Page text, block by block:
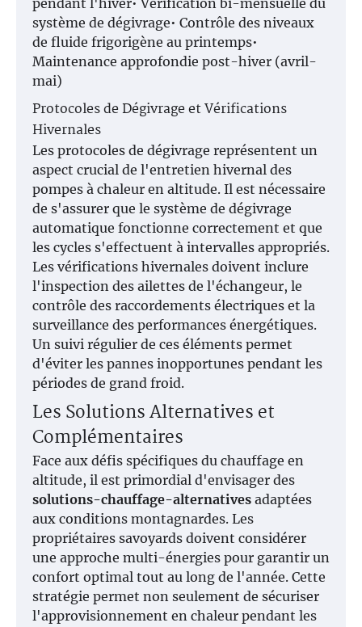
pendant l'hiver• Vérification bi-mensuelle du
système de dégivrage• Contrôle des niveaux
de fluide frigorigène au printemps•
Maintenance approfondie post-hiver (avril-
mai)
Protocoles de Dégivrage et Vérifications
Hivernales
Les protocoles de dégivrage représentent un
aspect crucial de l'entretien hivernal des
pompes à chaleur en altitude. Il est nécessaire
de s'assurer que le système de dégivrage
automatique fonctionne correctement et que
les cycles s'effectuent à intervalles appropriés.
Les vérifications hivernales doivent inclure
l'inspection des ailettes de l'échangeur, le
contrôle des raccordements électriques et la
surveillance des performances énergétiques.
Un suivi régulier de ces éléments permet
d'éviter les pannes inopportunes pendant les
périodes de grand froid.
Les Solutions Alternatives et
Complémentaires
Face aux défis spécifiques du chauffage en
altitude, il est primordial d'envisager des
solutions-chauffage-alternatives adaptées
aux conditions montagnardes. Les
propriétaires savoyards doivent considérer
une approche multi-énergies pour garantir un
confort optimal tout au long de l'année. Cette
stratégie permet non seulement de sécuriser
l'approvisionnement en chaleur pendant les